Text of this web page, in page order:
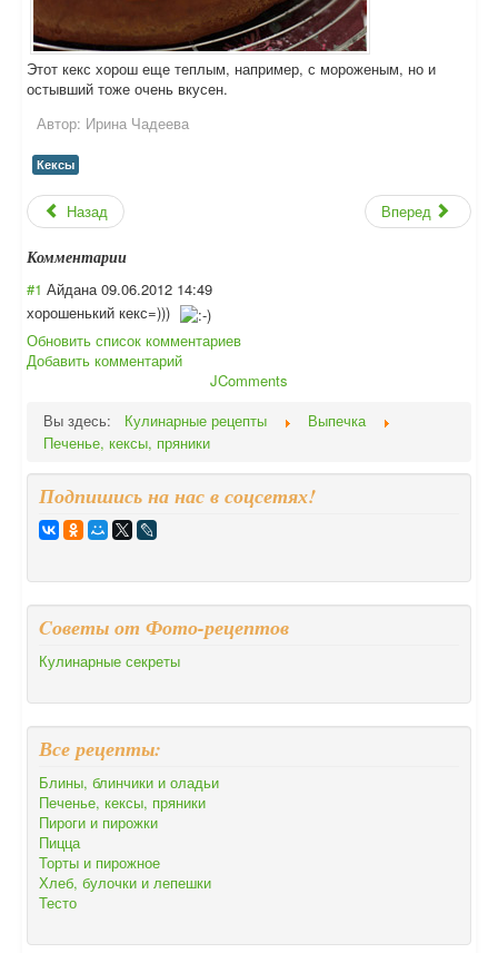
Этот кекс хорош еще теплым, например, с мороженым, но и
остывший тоже очень вкусен.
Автор: Ирина Чадеева
Кексы
Назад Вперед
Комментарии
#1 Айдана 09.06.2012 14:49
хорошенький кекс=)))
Обновить список комментариев
Добавить комментарий
JComments
Вы здесь:
Кулинарные рецепты
Выпечка
Печенье, кексы, пряники
Подпишись на нас в соцсетях!
Cоветы от Фото-рецептов
Кулинарные секреты
Все рецепты:
Блины, блинчики и оладьи
Печенье, кексы, пряники
Пироги и пирожки
Пицца
Торты и пирожное
Хлеб, булочки и лепешки
Тесто